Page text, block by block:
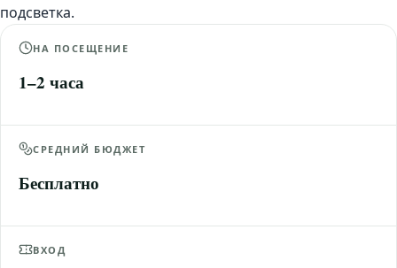
подсветка.
НА ПОСЕЩЕНИЕ
1–2 часа
СРЕДНИЙ БЮДЖЕТ
Бесплатно
ВХОД